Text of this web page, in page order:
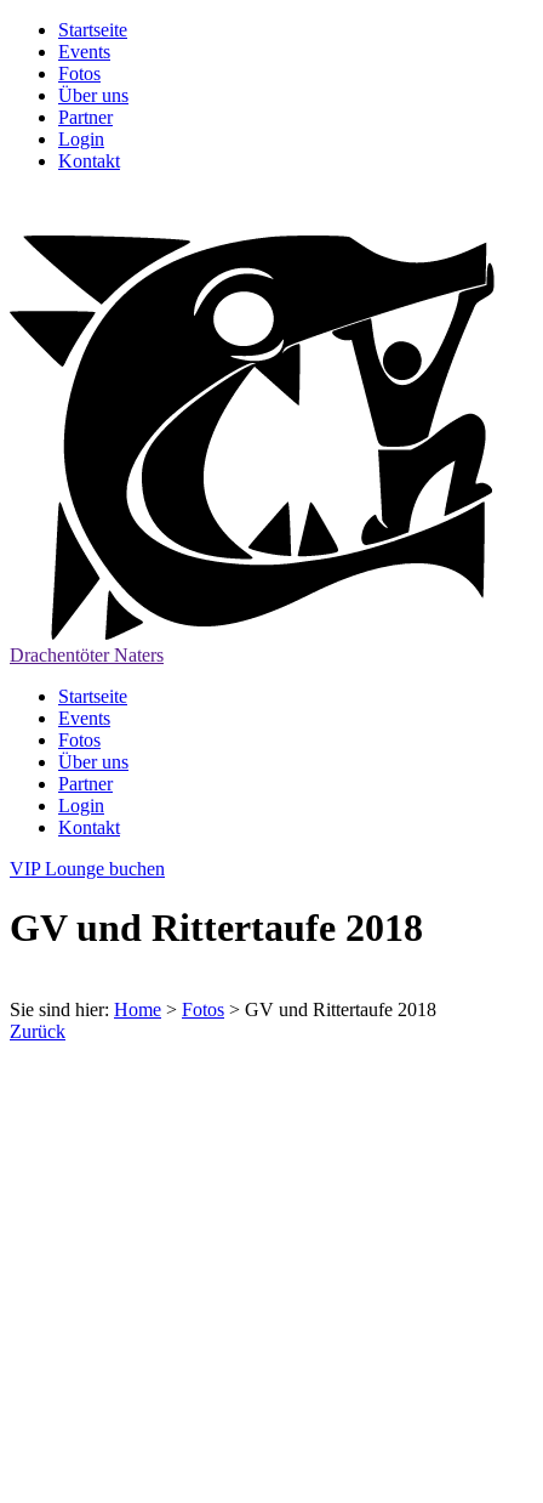
Startseite
Events
Fotos
Über uns
Partner
Login
Kontakt
Drachentöter Naters
Startseite
Events
Fotos
Über uns
Partner
Login
Kontakt
VIP Lounge buchen
GV und Rittertaufe 2018
Sie sind hier: Home > Fotos > GV und Rittertaufe 2018
Zurück